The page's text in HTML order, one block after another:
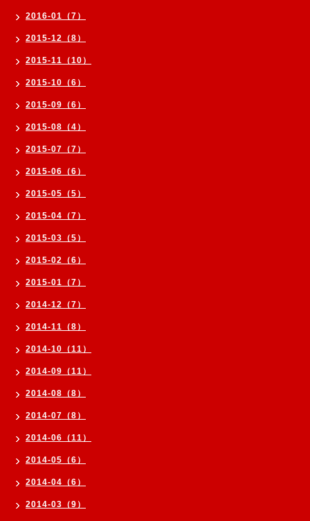
2016-01（7）
2015-12（8）
2015-11（10）
2015-10（6）
2015-09（6）
2015-08（4）
2015-07（7）
2015-06（6）
2015-05（5）
2015-04（7）
2015-03（5）
2015-02（6）
2015-01（7）
2014-12（7）
2014-11（8）
2014-10（11）
2014-09（11）
2014-08（8）
2014-07（8）
2014-06（11）
2014-05（6）
2014-04（6）
2014-03（9）